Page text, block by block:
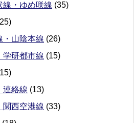
線・ゆめ咲線 (35)
・山陰本線 (26)
学研都市線 (15)
連絡線 (13)
関西空港線 (33)